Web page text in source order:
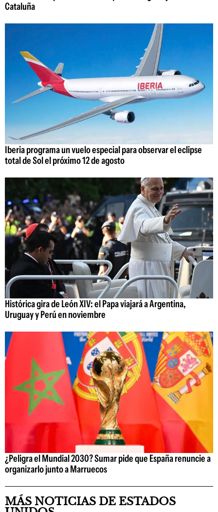
Cataluña
Iberia programa un vuelo especial para observar el eclipse
total de Sol el próximo 12 de agosto
Histórica gira de León XIV: el Papa viajará a Argentina,
Uruguay y Perú en noviembre
¿Peligra el Mundial 2030? Sumar pide que España renuncie a
organizarlo junto a Marruecos
MÁS NOTICIAS DE ESTADOS